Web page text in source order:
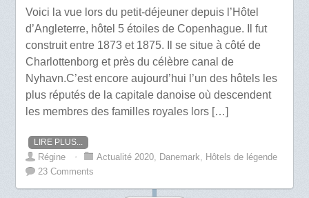
Voici la vue lors du petit-déjeuner depuis l’Hôtel
d’Angleterre, hôtel 5 étoiles de Copenhague. Il fut
construit entre 1873 et 1875. Il se situe à côté de
Charlottenborg et près du célèbre canal de
Nyhavn.C’est encore aujourd’hui l’un des hôtels les
plus réputés de la capitale danoise où descendent
les membres des familles royales lors […]
LIRE PLUS...
Régine ⋅ Actualité 2020 Danemark
Hôtels de légende
23 Comments